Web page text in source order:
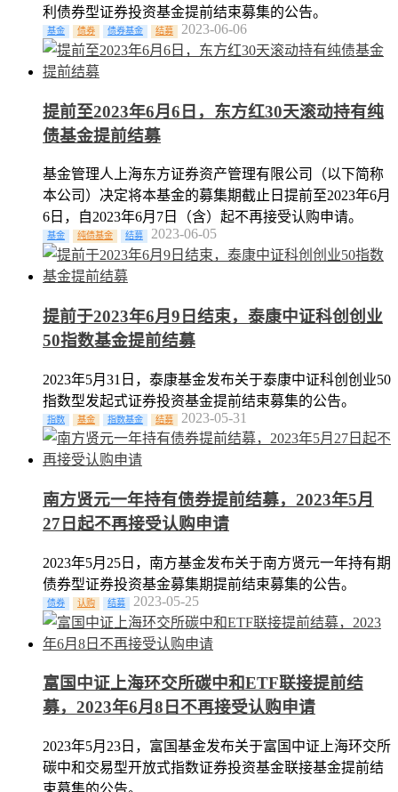
利债券型证券投资基金提前结束募集的公告。
基金 债券 债券基金 结募 2023-06-06
提前至2023年6月6日，东方红30天滚动持有纯
债基金提前结募
基金管理人上海东方证券资产管理有限公司（以下简称
本公司）决定将本基金的募集期截止日提前至2023年6月
6日，自2023年6月7日（含）起不再接受认购申请。
基金 纯债基金 结募 2023-06-05
提前于2023年6月9日结束，泰康中证科创创业
50指数基金提前结募
2023年5月31日，泰康基金发布关于泰康中证科创创业50
指数型发起式证券投资基金提前结束募集的公告。
指数 基金 指数基金 结募 2023-05-31
南方贤元一年持有债券提前结募，2023年5月
27日起不再接受认购申请
2023年5月25日，南方基金发布关于南方贤元一年持有期
债券型证券投资基金募集期提前结束募集的公告。
债券 认购 结募 2023-05-25
富国中证上海环交所碳中和ETF联接提前结
募，2023年6月8日不再接受认购申请
2023年5月23日，富国基金发布关于富国中证上海环交所
碳中和交易型开放式指数证券投资基金联接基金提前结
束募集的公告。